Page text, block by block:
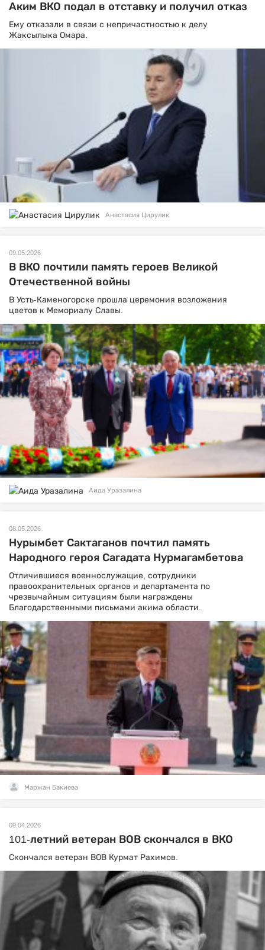
Аким ВКО подал в отставку и получил отказ
Ему отказали в связи с непричастностью к делу
Жаксылыка Омара.
Анастасия Цирулик
09.05.2026
В ВКО почтили память героев Великой
Отечественной войны
В Усть-Каменогорске прошла церемония возложения
цветов к Мемориалу Славы.
Аида Уразалина
08.05.2026
Нурымбет Сактаганов почтил память
Народного героя Сагадата Нурмагамбетова
Отличившиеся военнослужащие, сотрудники
правоохранительных органов и департамента по
чрезвычайным ситуациям были награждены
Благодарственными письмами акима области.
Маржан Бакиева
09.04.2026
101-летний ветеран ВОВ скончался в ВКО
Скончался ветеран ВОВ Курмат Рахимов.